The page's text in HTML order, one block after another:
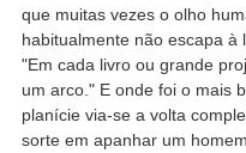
que muitas vezes o olho
habitualmente não escapa à
"Em cada livro ou grande
um arco." E onde foi o mais
planície via-se a volta
sorte em apanhar um